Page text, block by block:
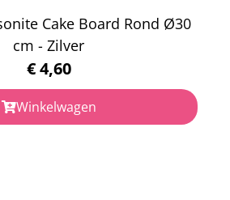
Cake Board Rond Ø30
cm - Zilver
€4,60
Winkelwagen